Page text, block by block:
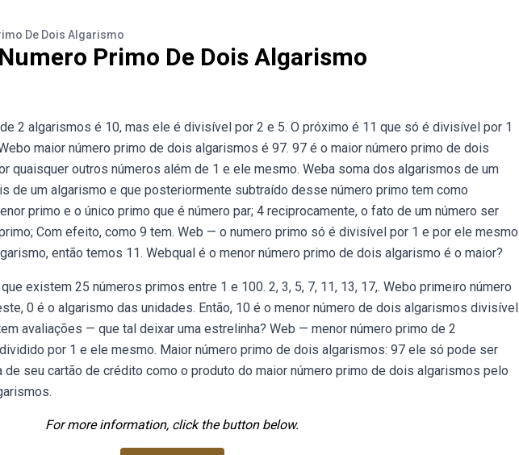
De Dois Algarismo
Primo De Dois Algarismo
2 algarismos é 10, mas ele é divisível por 2 e 5. O próximo é 11 que só é divisível por 1
maior número primo de dois algarismos é 97. 97 é o maior número primo de dois
quaisquer outros números além de 1 e ele mesmo. Weba soma dos algarismos de um
de um algarismo e que posteriormente subtraído desse número primo tem como
primo e o único primo que é número par; 4 reciprocamente, o fato de um número ser
Com efeito, como 9 tem. Web — o numero primo só é divisível por 1 e por ele mesmo
então temos 11. Webqual é o menor número primo de dois algarismo é o maior?
existem 25 números primos entre 1 e 100. 2, 3, 5, 7, 11, 13, 17,. Webo primeiro número
0 é o algarismo das unidades. Então, 10 é o menor número de dois algarismos divisível
avaliações — que tal deixar uma estrelinha? Web — menor número primo de 2
por 1 e ele mesmo. Maior número primo de dois algarismos: 97 ele só pode ser
de seu cartão de crédito como o produto do maior número primo de dois algarismos pelo
For more information, click the button below.